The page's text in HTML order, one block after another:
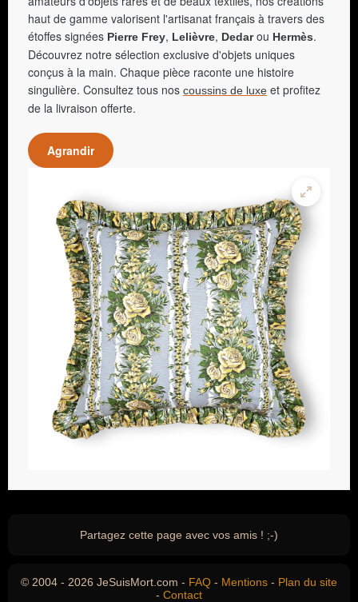
haut de gamme valorisent l'artisanat français à travers des
étoffes signées Pierre Frey, Lelièvre, Dedarou Hermès.
Découvrez notre sélection exclusive d'objets uniques
conçus à la main. Chaque pièce raconte une histoire
singulière. Consultez tous nos coussins de luxe et profitez
de la livraison offerte.
Agrandir
Partagez cette page avec vos amis ! ;-)
© 2004 - 2026 JeSuisMort.com - FAQ - Mentions - Plan du site
- Contact